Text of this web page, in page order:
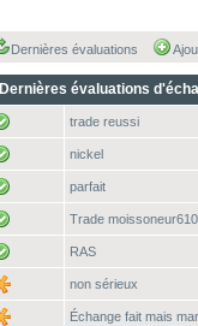
Dernières évaluations
Dernières évaluations
trade reussi
nickel
parfait
Trade
RAS
non sérieux
Échange fait mais